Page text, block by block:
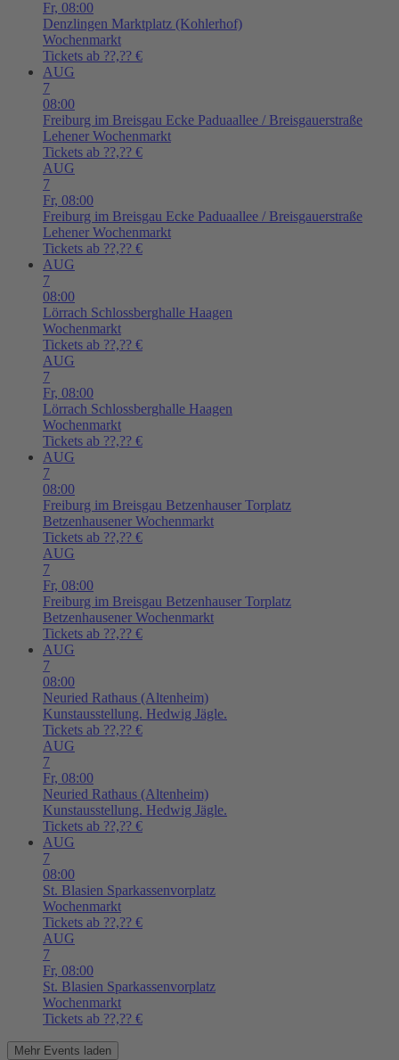
Fr, 08:00
Denzlingen Marktplatz (Kohlerhof)
Wochenmarkt
Tickets ab ??,?? €
AUG
7
08:00
Freiburg im Breisgau Ecke Paduaallee / Breisgauerstraße
Lehener Wochenmarkt
Tickets ab ??,?? €
AUG
7
Fr, 08:00
Freiburg im Breisgau Ecke Paduaallee / Breisgauerstraße
Lehener Wochenmarkt
Tickets ab ??,?? €
AUG
7
08:00
Lörrach Schlossberghalle Haagen
Wochenmarkt
Tickets ab ??,?? €
AUG
7
Fr, 08:00
Lörrach Schlossberghalle Haagen
Wochenmarkt
Tickets ab ??,?? €
AUG
7
08:00
Freiburg im Breisgau Betzenhauser Torplatz
Betzenhausener Wochenmarkt
Tickets ab ??,?? €
AUG
7
Fr, 08:00
Freiburg im Breisgau Betzenhauser Torplatz
Betzenhausener Wochenmarkt
Tickets ab ??,?? €
AUG
7
08:00
Neuried Rathaus (Altenheim)
Kunstausstellung. Hedwig Jägle.
Tickets ab ??,?? €
AUG
7
Fr, 08:00
Neuried Rathaus (Altenheim)
Kunstausstellung. Hedwig Jägle.
Tickets ab ??,?? €
AUG
7
08:00
St. Blasien Sparkassenvorplatz
Wochenmarkt
Tickets ab ??,?? €
AUG
7
Fr, 08:00
St. Blasien Sparkassenvorplatz
Wochenmarkt
Tickets ab ??,?? €
Mehr Events laden